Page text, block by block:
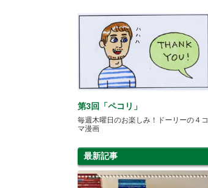
第3回「ペコリ」
毎週木曜日のお楽しみ！ドーリーの４コ
マ漫画
最新記事